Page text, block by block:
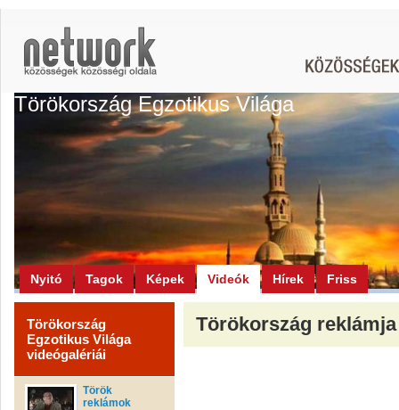
Törökország Egzotikus Világa
Nyitó Tagok Képek Videók Hírek Friss
Törökország
Egzotikus Világa
videógalériái
Török
reklámok
Törökország reklámja